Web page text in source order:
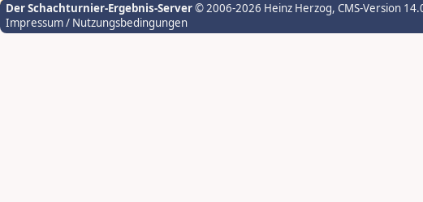
Der Schachturnier-Ergebnis-Server© 2006-2026 Heinz Herzog, CMS-Version
Impressum / Nutzungsbedingungen